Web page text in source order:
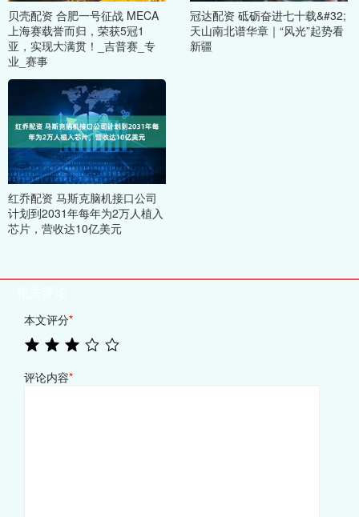
贝壳配资 合肥一号征战 MECA
上海赛载誉而归，荣获5冠1
亚，实现大满贯！_吉普赛_专
业_赛事
冠达配资 砥砺奋进七十载&#32;
天山南北谱华章｜“风光”起势看
新疆
红乔配资 马斯克脑机接口公司
计划到2031年每年为2万人植入
芯片，营收达10亿美元
本文评分*
评论内容*